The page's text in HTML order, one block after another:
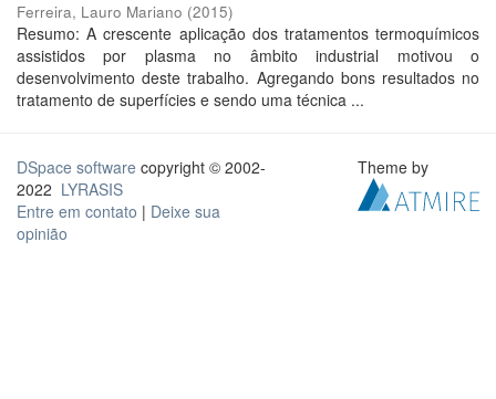
Ferreira, Lauro Mariano (2015)
Resumo: A crescente aplicação dos tratamentos termoquímicos
assistidos por plasma no âmbito industrial motivou o
desenvolvimento deste trabalho. Agregando bons resultados no
tratamento de superfícies e sendo uma técnica ...
DSpace software copyright © 2002-
2022 LYRASIS
Entre em contato | Deixe sua
opinião
Theme by